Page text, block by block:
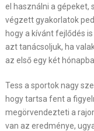
el használni a gépeket,
végzett gyakorlatok
hogy a kívánt fejlődés
azt tanácsoljuk, ha
az első egy két
Tess a sportok nagy
hogy tartsa fent a
megörvendezteti a
van az eredménye,